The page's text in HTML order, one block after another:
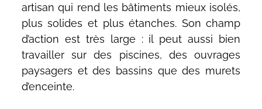
artisan qui rend les bâtiments mieux isolés,
plus solides et plus étanches. Son champ
d’action est très large : il peut aussi bien
travailler sur des piscines, des ouvrages
paysagers et des bassins que des murets
d’enceinte.